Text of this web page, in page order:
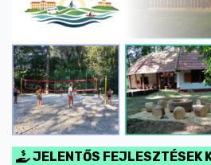
JELENTŐS FEJLESZTÉSEK